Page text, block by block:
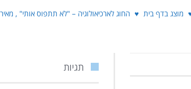
מוצג בדף בית ♥ החוג לארכיאולוגיה – "לא תתפוס אותי" ,
תגיות